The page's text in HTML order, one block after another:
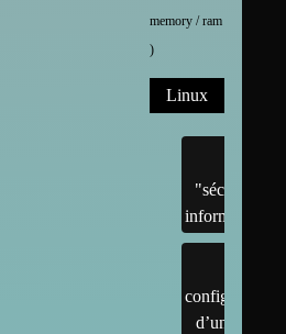
memory / ram
)
Linux
"sécurité"
informatique
configuration
d’un linux